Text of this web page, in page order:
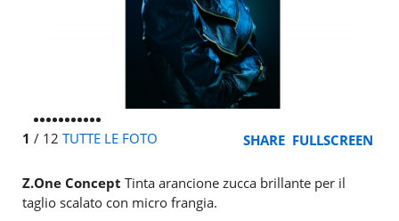
1 / 12 TUTTE LE FOTO SHARE FULLSCREEN
Z.One Concept Tinta arancione zucca brillante per il
taglio scalato con micro frangia.